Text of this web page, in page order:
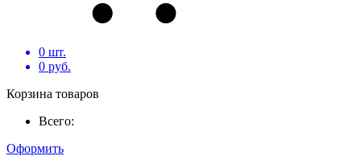
0 шт.
0 руб.
Корзина товаров
Всего:
Оформить